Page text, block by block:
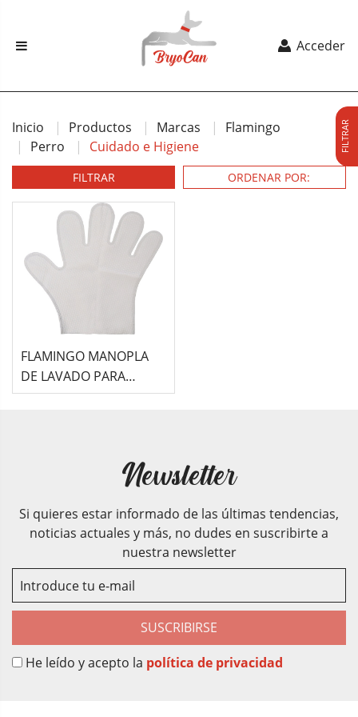
Acceder
Inicio Productos Marcas
Flamingo
Perro
Cuidado e Higiene
FILTRAR
FILTRAR
FLAMINGO MANOPLA
DE LAVADO PARA
PERRO -PROPY-
Newsletter
Si quieres estar informado de las últimas tendencias,
noticias actuales y más, no dudes en suscribirte a
nuestra newsletter
SUSCRIBIRSE
He leído y acepto la política de privacidad